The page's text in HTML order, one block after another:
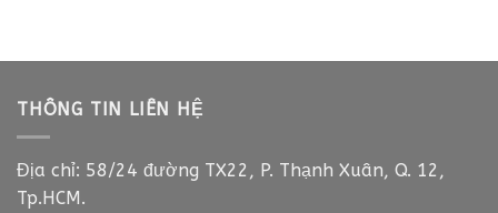
THÔNG TIN LIÊN HỆ
Địa chỉ: 58/24 đường TX22, P. Thạnh Xuân, Q. 12,
Tp.HCM.